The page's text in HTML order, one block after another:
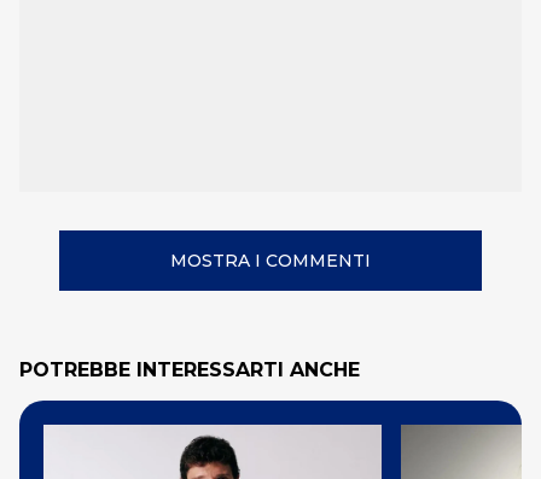
MOSTRA I COMMENTI
POTREBBE INTERESSARTI ANCHE